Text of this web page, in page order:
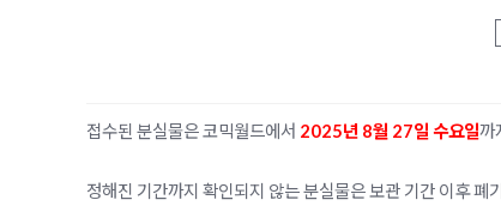
접수된 분실물은 코믹월드에서 2025년 8월 27일 수요일까
정해진 기간까지 확인되지 않는 분실물은 보관 기간 이후 폐